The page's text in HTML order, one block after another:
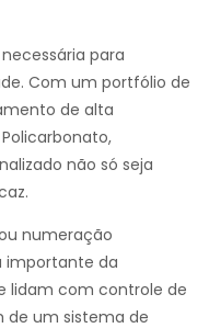
para
Com um portfólio de
de alta
não só seja
numeração
importante da
lidam com controle de
de um sistema de